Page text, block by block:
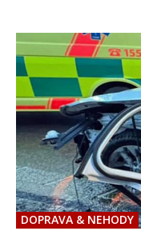
DOPRAVA & NEHODY